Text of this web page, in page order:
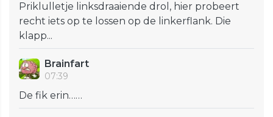
Priklulletje linksdraaiende drol, hier probeert
recht iets op te lossen op de linkerflank. Die
klapp...
Brainfart
07:39
De fik erin……